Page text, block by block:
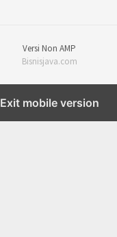
Versi Non AMP
Bisnisjava.com
Exit mobile version